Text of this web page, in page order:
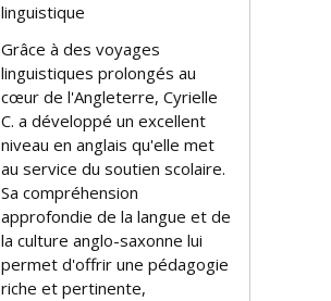
linguistique
Grâce à des voyages
linguistiques prolongés au
cœur de l'Angleterre, Cyrielle
C. a développé un excellent
niveau en anglais qu'elle met
au service du soutien scolaire.
Sa compréhension
approfondie de la langue et de
la culture anglo-saxonne lui
permet d'offrir une pédagogie
riche et pertinente,